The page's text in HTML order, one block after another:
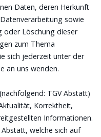
Daten, deren Herkunft
sowie
oder Löschung dieser
zum Thema
sich jederzeit unter der
an uns wenden.
TGV Abstatt)
Korrektheit,
Informationen.
welche sich auf